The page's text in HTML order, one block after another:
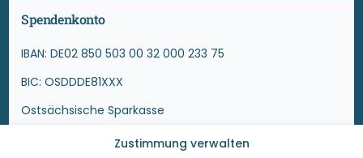
Zustimmung verwalten
Spendenkonto
IBAN: DE02 850 503 00 32 000 233 75
BIC: OSDDDE81XXX
Ostsächsische Sparkasse
Die Projekte des Männernetzwerk Dresden e.V. sind